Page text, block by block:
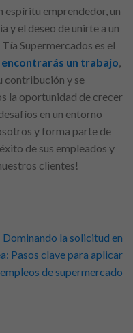
espíritu emprendedor, un
y el deseo de unirte a un
Supermercados es el
encontrarás un trabajo,
contribución y se
la oportunidad de crecer
en un entorno
y forma parte de
de sus empleados y
clientes!
Dominando la solicitud en
Pasos clave para aplicar
de supermercado